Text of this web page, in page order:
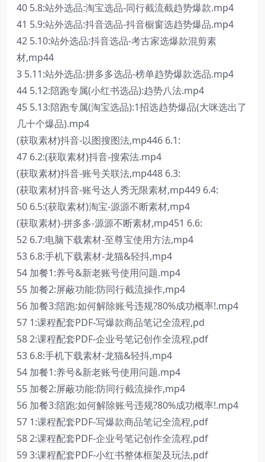
40 5.8:站外选品:淘宝选品-同行截流截趋势爆款.mp4
41 5.9:站外选品:抖音选品-抖音橱窗选趋势爆品.mp4
42 5.10:站外选品:抖音选品-考古家选爆款混剪素
材,mp44
3 5.11:站外选品:拼多多选品-榜单趋势爆款选品.mp4
44 5.12:陪跑专属(小红书选品):趋势八法.mp4
45 5.13:陪跑专属(淘宝选品):1招选趋势爆品(大咪选出了
几十个爆品).mp4
(获取素材)抖音-以图搜图法,mp446 6.1:
47 6.2:(获取素材)抖音-搜索法.mp4
(获取素材)抖音-账号关联法,mp448 6.3:
(获取素材)抖音-账号达人秀无限素材,mp449 6.4:
50 6.5:(获取素材)淘宝-源源不断素材,mp4
(获取素材)-拼多多-源源不断素材,mp451 6.6:
52 6.7:电脑下载素材-至尊宝使用方法,mp4
53 6.8:手机下载素材-龙猫&轻抖,mp4
54 加餐1:养号&新老账号使用问题.mp4
55 加餐2:屏蔽功能:防同行截流操作,mp4
56 加餐3:陪跑:如何解除账号违规?80%成功概率!.mp4
57 1:课程配套PDF-写爆款商品笔记全流程,pd
58 2:课程配套PDF-企业号笔记创作全流程,pdf
53 6.8:手机下载素材-龙猫&轻抖,mp4
54 加餐1:养号&新老账号使用问题.mp4
55 加餐2:屏蔽功能:防同行截流操作,mp4
56 加餐3:陪跑:如何解除账号违规?80%成功概率!.mp4
57 1:课程配套PDF-写爆款商品笔记全流程,pdf
58 2:课程配套PDF-企业号笔记创作全流程,pdf
59 3:课程配套PDF-小红书整体框架及玩法,pdf